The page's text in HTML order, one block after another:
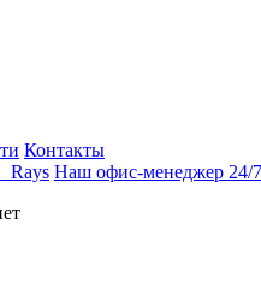
Контакты
Наш офис-менеджер 24/7